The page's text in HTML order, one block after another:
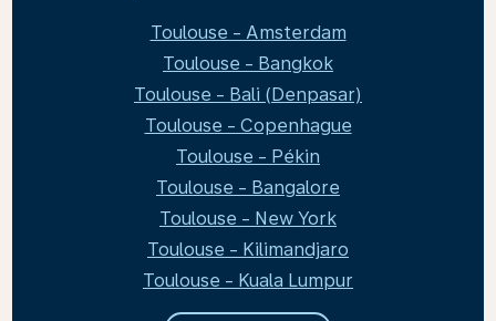
Toulouse - Amsterdam
Toulouse - Bangkok
Toulouse - Bali (Denpasar)
Toulouse - Copenhague
Toulouse - Pékin
Toulouse - Bangalore
Toulouse - New York
Toulouse - Kilimandjaro
Toulouse - Kuala Lumpur